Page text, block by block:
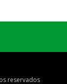
reservados